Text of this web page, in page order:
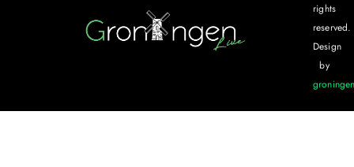
rights
reserved.
Design
by